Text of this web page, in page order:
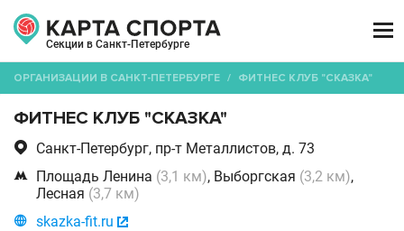
Секции в Санкт-Петербурге

ОРГАНИЗАЦИИ В САНКТ-ПЕТЕРБУРГЕ / ФИТНЕС КЛУБ "СКАЗКА"
ФИТНЕС КЛУБ "СКАЗКА"
 Санкт-Петербург, пр-т Металлистов, д. 73
 Площадь Ленина (3,1 км), Выборгская (3,2 км),
Лесная (3,7 км)
 skazka-fit.ru 